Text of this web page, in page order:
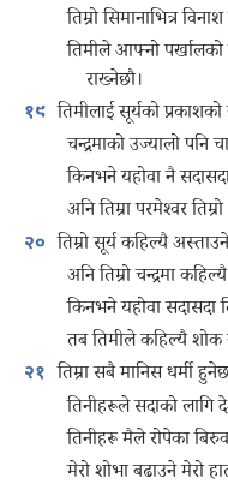
तिम्रो सिमानाभित्र
तिमीले आफ्नो पर्खालको
राख्नेछौ।
१९ तिमीलाई सूर्यको
चन्द्रमाको उज्यालो पनि
किनभने यहोवा नै
अनि तिम्रा परमेश्‍वर
२० तिम्रो सूर्य कहिल्यै
अनि तिम्रो चन्द्रमा
किनभने यहोवा सदासदा
तब तिमीले कहिल्यै शोक
२१ तिम्रा सबै मानिस धर्मी
तिनीहरूले सदाको लागि
तिनीहरू मैले रोपेका
मेरो शोभा बढाउने मेरो